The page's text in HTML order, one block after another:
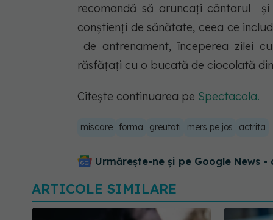
recomandă să aruncați cântarul
conștienți de sănătate, ceea ce
de antrenament, începerea zilei
răsfățați cu o bucată de ciocolată
Citește continuarea pe Spectacola.
miscare forma greutati mers pe jos actrita
Urmărește-ne și pe Google News -
ARTICOLE SIMILARE